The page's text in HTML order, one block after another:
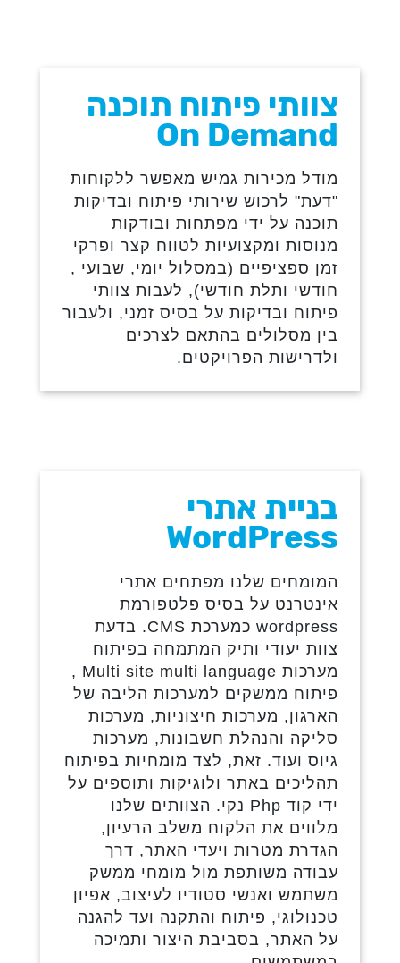
צוותי פיתוח תוכנה
On Demand
מודל מכירות גמיש מאפשר ללקוחות
"דעת" לרכוש שירותי פיתוח ובדיקות
תוכנה על ידי מפתחות ובודקות
מנוסות ומקצועיות לטווח קצר ופרקי
זמן ספציפיים (במסלול יומי, שבועי ,
חודשי ותלת חודשי), לעבות צוותי
פיתוח ובדיקות על בסיס זמני, ולעבור
בין מסלולים בהתאם לצרכים
ולדרישות הפרויקטים.
בניית אתרי
WordPress
המומחים שלנו מפתחים אתרי
אינטרנט על בסיס פלטפורמת
wordpress כמערכת CMS. בדעת
צוות יעודי ותיק המתמחה בפיתוח
מערכות Multi site multi language ,
פיתוח ממשקים למערכות הליבה של
הארגון, מערכות חיצוניות, מערכות
סליקה והנהלת חשבונות, מערכות
גיוס ועוד. זאת, לצד מומחיות בפיתוח
תהליכים באתר ולוגיקות ותוספים על
ידי קוד Php נקי. הצוותים שלנו
מלווים את הלקוח משלב הרעיון,
הגדרת מטרות ויעדי האתר, דרך
עבודה משותפת מול מומחי ממשק
משתמש ואנשי סטודיו לעיצוב, אפיון
טכנולוגי, פיתוח והתקנה ועד להגנה
על האתר, בסביבת היצור ותמיכה